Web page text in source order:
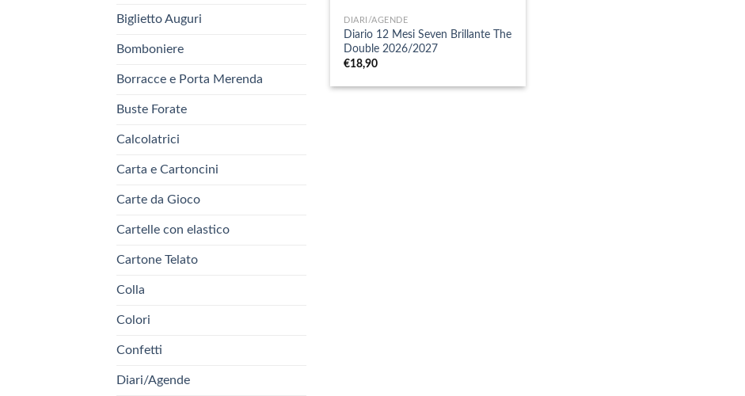
Biglietto Auguri
Bomboniere
Borracce e Porta Merenda
Buste Forate
Calcolatrici
Carta e Cartoncini
Carte da Gioco
Cartelle con elastico
Cartone Telato
Colla
Colori
Confetti
Diari/Agende
DIARI/AGENDE
Diario 12 Mesi Seven Brillante The
Double 2026/2027
€18,90